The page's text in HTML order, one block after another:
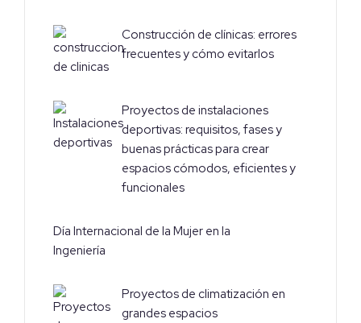
Construcción de clínicas: errores
frecuentes y cómo evitarlos
Proyectos de instalaciones
deportivas: requisitos, fases y
buenas prácticas para crear
espacios cómodos, eficientes y
funcionales
Día Internacional de la Mujer en la
Ingeniería
Proyectos de climatización en
grandes espacios